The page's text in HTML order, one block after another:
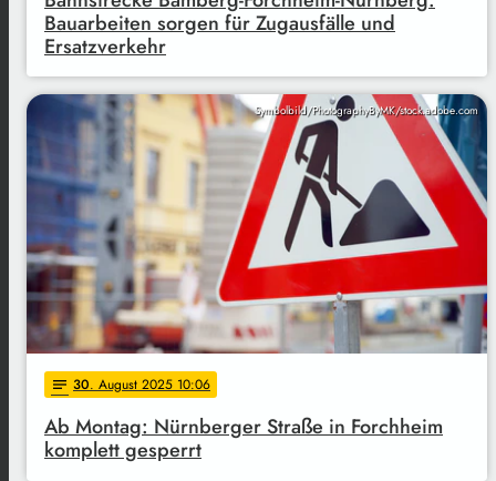
Bauarbeiten sorgen für Zugausfälle und
Ersatzverkehr
Symbolbild/PhotographyByMK/stock.adobe.com
notes 30. August 2025 10:06
Ab Montag: Nürnberger Straße in Forchheim
komplett gesperrt